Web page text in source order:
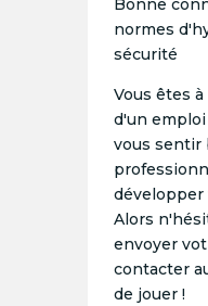
Bonne
normes
sécurité
Vous êtes
d'un
vous sentir
développer
Alors
envoyer
contacter
de jouer !